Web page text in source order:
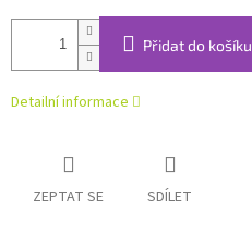
Přidat do košíku
Detailní informace
ZEPTAT SE SDÍLET